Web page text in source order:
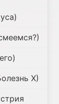
Х)